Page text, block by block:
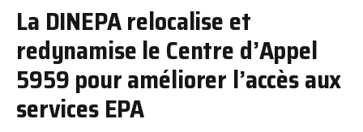
La DINEPA relocalise et
redynamise le Centre d’Appel
5959 pour améliorer l’accès aux
services EPA